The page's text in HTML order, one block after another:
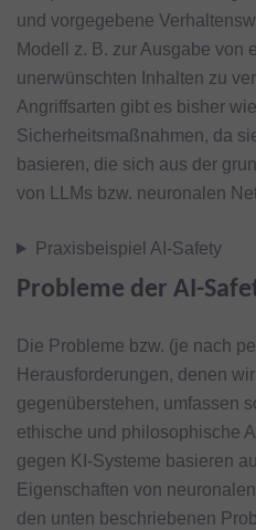
und vorgegebene
Modell z. B. zur Ausgabe von
unerwünschten Inhalten zu
Angriffsarten gibt es bisher
Sicherheitsmaßnahmen, da
basieren, die sich aus der
von LLMs bzw. neuronalen
Praxisbeispiel AI-Safety
Probleme der AI-
Die Probleme bzw. (je nach
Herausforderungen, denen
gegenüberstehen, umfassen
ethische und philosophische
gegen KI-Systeme basieren
Eigenschaften von
den unten beschriebenen